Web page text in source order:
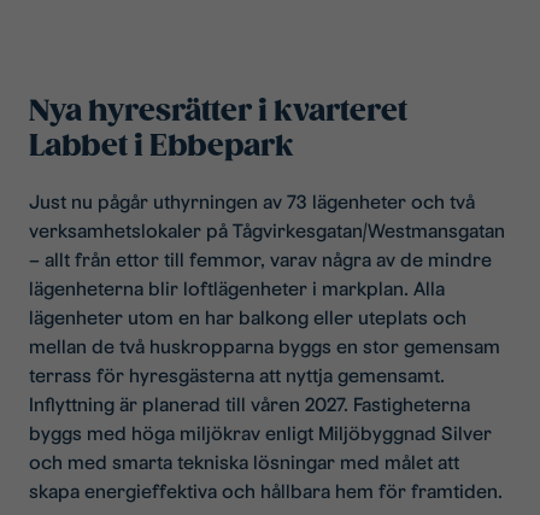
Nya hyresrätter i kvarteret
Labbet i Ebbepark
Just nu pågår uthyrningen av 73 lägenheter och två
verksamhetslokaler på Tågvirkesgatan/Westmansgatan
– allt från ettor till femmor, varav några av de mindre
lägenheterna blir loftlägenheter i markplan. Alla
lägenheter utom en har balkong eller uteplats och
mellan de två huskropparna byggs en stor gemensam
terrass för hyresgästerna att nyttja gemensamt.
Inflyttning är planerad till våren 2027. Fastigheterna
byggs med höga miljökrav enligt Miljöbyggnad Silver
och med smarta tekniska lösningar med målet att
skapa energieffektiva och hållbara hem för framtiden.